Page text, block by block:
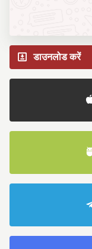
डाउनलोड करें